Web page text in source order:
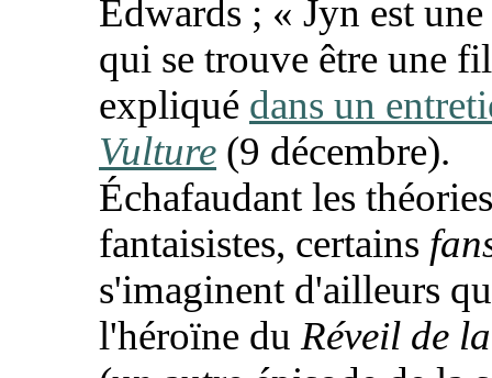
Edwards ; « Jyn est
qui se trouve être une
expliqué dans un
Vulture (9 décembre).
Échafaudant les
fantaisistes, certains
s'imaginent d'ailleurs
l'héroïne du Réveil de